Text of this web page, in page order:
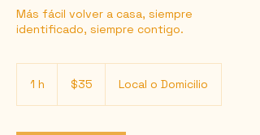
Más fácil volver a casa, siempre
identificado, siempre contigo.
1 h
dólares
estadounidenses
$35 Local o Domicilio